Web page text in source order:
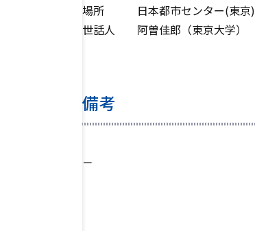
場所 日本都市センター(東京)
世話人 阿曽佳郎（東京大学）
備考
－